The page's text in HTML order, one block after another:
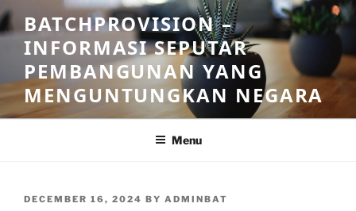
Skip
to
content
BATCHPROVISION –
INFORMASI SEPUTAR
PEMBANGUNAN YANG
MENGUNTUNGKAN NEGARA
Menu
POSTED
DECEMBER 16, 2024 BY ADMINBAT